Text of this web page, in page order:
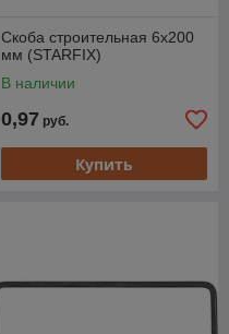
Скоба строительная 6х200
мм (STARFIX)
В наличии
0,97 руб.
Купить